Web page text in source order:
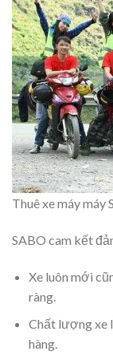
Thuê xe máy máy
SABO cam kết
Xe luôn mới
ràng.
Chất lượng xe
hàng.